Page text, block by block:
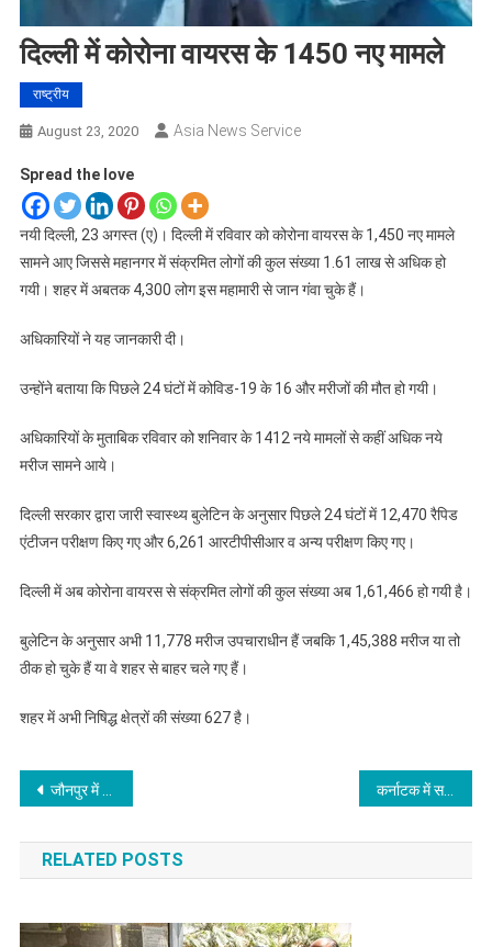
दिल्ली में कोरोना वायरस के 1450 नए मामले
राष्ट्रीय
August 23, 2020 Asia News Service
Spread the love
नयी दिल्ली, 23 अगस्त (ए)। दिल्ली में रविवार को कोरोना वायरस के 1,450 नए मामले
सामने आए जिससे महानगर में संक्रमित लोगों की कुल संख्या 1.61 लाख से अधिक हो
गयी। शहर में अबतक 4,300 लोग इस महामारी से जान गंवा चुके हैं।
अधिकारियों ने यह जानकारी दी।
उन्होंने बताया कि पिछले 24 घंटों में कोविड-19 के 16 और मरीजों की मौत हो गयी।
अधिकारियों के मुताबिक रविवार को शनिवार के 1412 नये मामलों से कहीं अधिक नये
मरीज सामने आये।
दिल्ली सरकार द्वारा जारी स्वास्थ्य बुलेटिन के अनुसार पिछले 24 घंटों में 12,470 रैपिड
एंटीजन परीक्षण किए गए और 6,261 आरटीपीसीआर व अन्य परीक्षण किए गए।
दिल्ली में अब कोरोना वायरस से संक्रमित लोगों की कुल संख्या अब 1,61,466 हो गयी है।
बुलेटिन के अनुसार अभी 11,778 मरीज उपचाराधीन हैं जबकि 1,45,388 मरीज या तो
ठीक हो चुके हैं या वे शहर से बाहर चले गए हैं।
शहर में अभी निषिद्ध क्षेत्रों की संख्‍या 627 है।
Post
navigation
जौनपुर में खूनी संघर्ष में दो सगे भाईयों समेत तीन की मौत कर्नाटक में सरकारी डॉक्टरों ने हड़ताल ली वापस
RELATED POSTS